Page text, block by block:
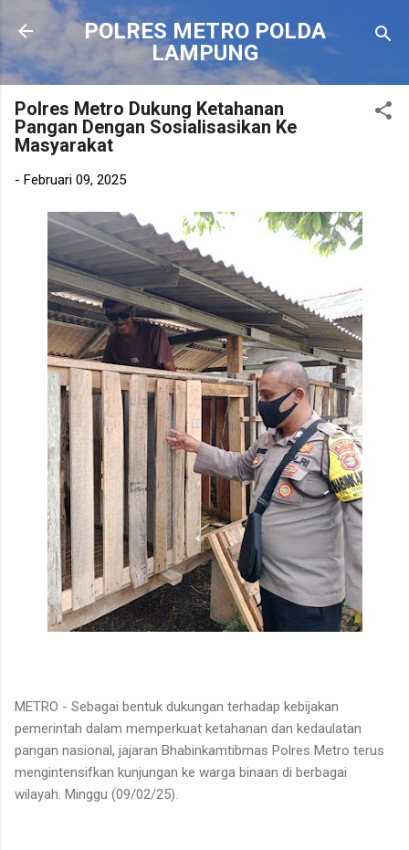
Langsung ke konten utama
POLRES METRO POLDA
LAMPUNG
Polres Metro Dukung Ketahanan
Pangan Dengan Sosialisasikan Ke
Masyarakat
- Februari 09, 2025
METRO - Sebagai bentuk dukungan terhadap kebijakan
pemerintah dalam memperkuat ketahanan dan kedaulatan
pangan nasional, jajaran Bhabinkamtibmas Polres Metro terus
mengintensifkan kunjungan ke warga binaan di berbagai
wilayah. Minggu (09/02/25).